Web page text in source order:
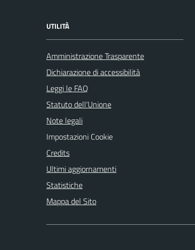
UTILITÀ
Amministrazione Trasparente
Dichiarazione di accessibilità
Leggi le FAQ
Statuto dell'Unione
Note legali
Impostazioni Cookie
Credits
Ultimi aggiornamenti
Statistiche
Mappa del Sito